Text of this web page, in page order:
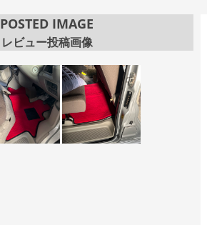
POSTED IMAGE
レビュー投稿画像